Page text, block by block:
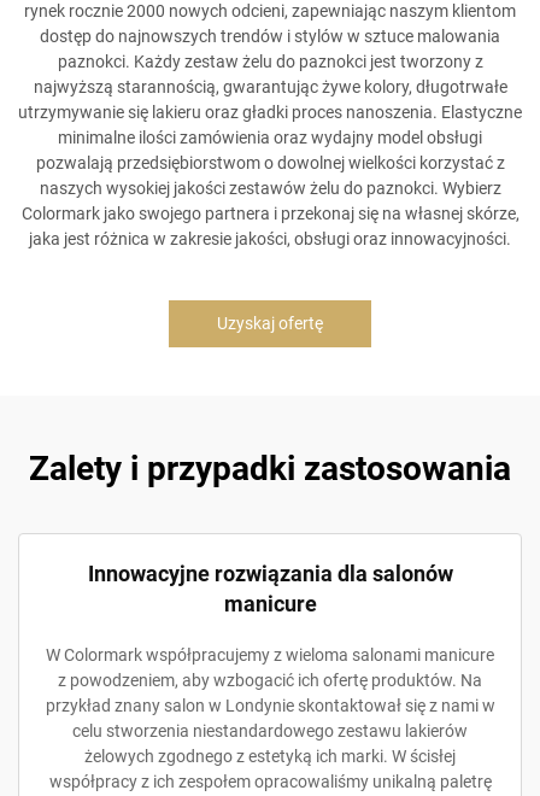
rynek rocznie 2000 nowych odcieni, zapewniając naszym klientom
dostęp do najnowszych trendów i stylów w sztuce malowania
paznokci. Każdy zestaw żelu do paznokci jest tworzony z
najwyższą starannością, gwarantując żywe kolory, długotrwałe
utrzymywanie się lakieru oraz gładki proces nanoszenia. Elastyczne
minimalne ilości zamówienia oraz wydajny model obsługi
pozwalają przedsiębiorstwom o dowolnej wielkości korzystać z
naszych wysokiej jakości zestawów żelu do paznokci. Wybierz
Colormark jako swojego partnera i przekonaj się na własnej skórze,
jaka jest różnica w zakresie jakości, obsługi oraz innowacyjności.
Uzyskaj ofertę
Zalety i przypadki zastosowania
Innowacyjne rozwiązania dla salonów
manicure
W Colormark współpracujemy z wieloma salonami manicure
z powodzeniem, aby wzbogacić ich ofertę produktów. Na
przykład znany salon w Londynie skontaktował się z nami w
celu stworzenia niestandardowego zestawu lakierów
żelowych zgodnego z estetyką ich marki. W ścisłej
współpracy z ich zespołem opracowaliśmy unikalną paletrę